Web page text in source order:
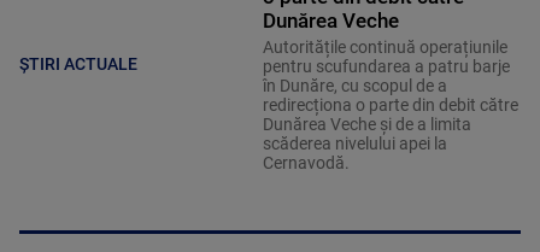
ȘTIRI ACTUALE
Dunărea Veche
Autoritățile continuă operațiunile
pentru scufundarea a patru barje
în Dunăre, cu scopul de a
redirecționa o parte din debit către
Dunărea Veche și de a limita
scăderea nivelului apei la
Cernavodă.